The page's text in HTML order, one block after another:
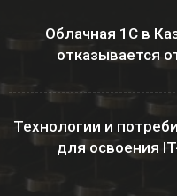
Облачная 1С в
отказывается
Технологии и
для освоения